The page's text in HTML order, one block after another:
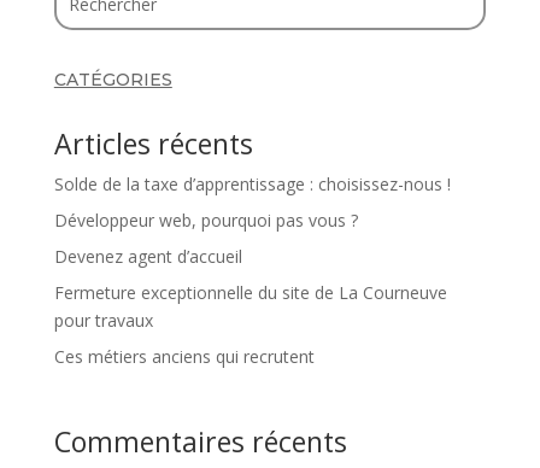
CATÉGORIES
Articles récents
Solde de la taxe d’apprentissage : choisissez-nous !
Développeur web, pourquoi pas vous ?
Devenez agent d’accueil
Fermeture exceptionnelle du site de La Courneuve
pour travaux
Ces métiers anciens qui recrutent
Commentaires récents